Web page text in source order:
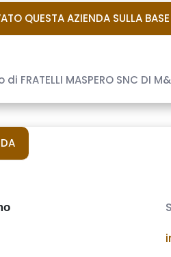
QUESTA AZIENDA SULLA
FRATELLI MASPERO SNC